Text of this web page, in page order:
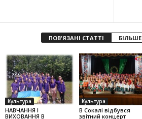
ПОВ'ЯЗАНІ СТАТТІ
Культура
НАВЧАННЯ І
ВИХОВАННЯ В
Культура
В Сокалі відбувся
звітний концерт